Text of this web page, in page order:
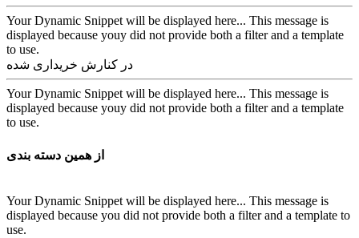
Your Dynamic Snippet will be displayed here... This message is
displayed because youy did not provide both a filter and a template
to use.
در کنارش خریداری شده
Your Dynamic Snippet will be displayed here... This message is
displayed because youy did not provide both a filter and a template
to use.
از همین دسته بندی
Your Dynamic Snippet will be displayed here... This message is
displayed because you did not provide both a filter and a template to
use.